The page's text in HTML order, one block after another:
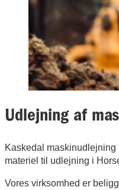
Udlejning af
Kaskedal maskinudlejning
materiel til udlejning i
Vores virksomhed er